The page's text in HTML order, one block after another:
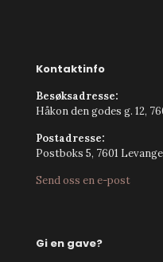
Kontaktinfo
Besøksadresse:
Håkon den godes g. 12,
Postadresse:
Postboks 5, 7601
Send oss en e-post
Gi en gave?